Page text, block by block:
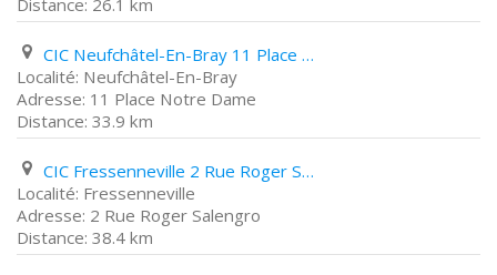
26.1 km
CIC Neufchâtel-En-Bray 11 Place Notre Dame
Neufchâtel-En-Bray
11 Place Notre Dame
33.9 km
CIC Fressenneville 2 Rue Roger Salengro
Fressenneville
2 Rue Roger Salengro
38.4 km